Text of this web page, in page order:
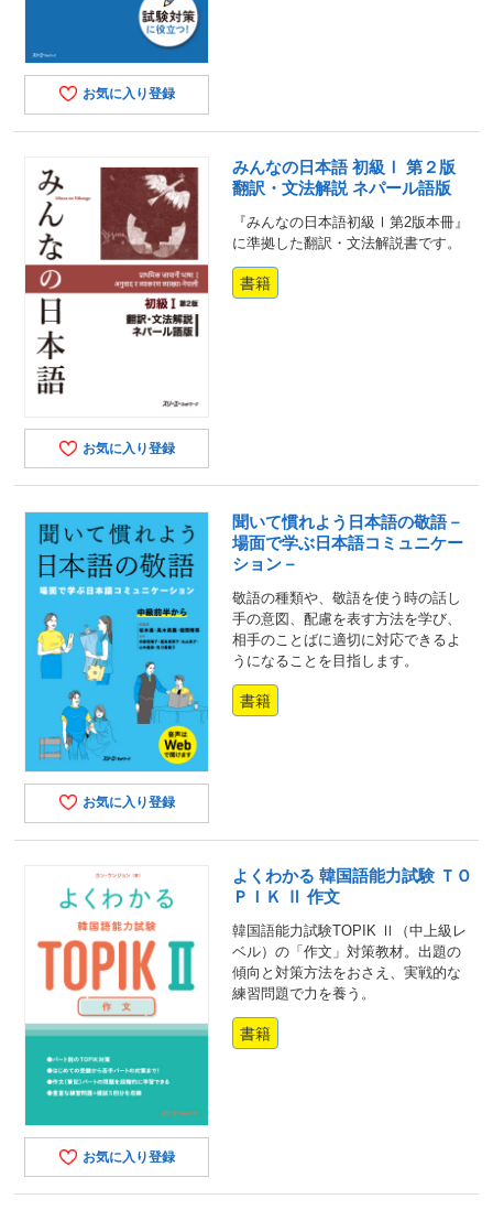
お気に入り登録
お気に入り登録
みんなの日本語 初級Ⅰ 第２版
翻訳・文法解説 ネパール語版
『みんなの日本語初級Ⅰ第2版本冊』
に準拠した翻訳・文法解説書です。
書籍
お気に入り登録
聞いて慣れよう日本語の敬語－
場面で学ぶ日本語コミュニケー
ション－
敬語の種類や、敬語を使う時の話し
手の意図、配慮を表す方法を学び、
相手のことばに適切に対応できるよ
うになることを目指します。
書籍
お気に入り登録
よくわかる 韓国語能力試験 ＴＯ
ＰＩＫ Ⅱ 作文
韓国語能力試験TOPIK Ⅱ（中上級レ
ベル）の「作文」対策教材。出題の
傾向と対策方法をおさえ、実戦的な
練習問題で力を養う。
書籍